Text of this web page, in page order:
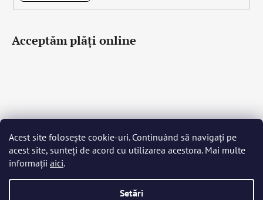
Acest site folosește cookie-uri. Continuând să navigați pe
acest site, sunteți de acord cu utilizarea acestora. Mai multe
informații aici.
Setări
Acceptăm plăţi online
Čeština Slovenčina English Deutsch Magyar
Język polski
Română Italiano Español Français
Português
Nederlands Українська Ελληνικά Svenska Dansk